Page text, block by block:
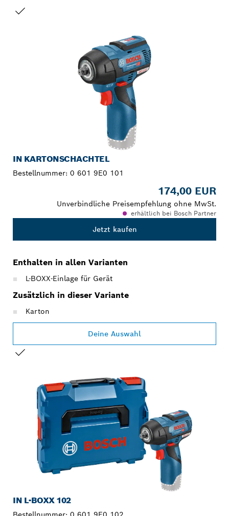
IN KARTONSCHACHTEL
Bestellnummer: 0 601 9E0 101
174,00 EUR
Unverbindliche Preisempfehlung ohne MwSt.
erhältlich bei Bosch Partner
Jetzt kaufen
Enthalten in allen Varianten
L-BOXX-Einlage für Gerät
Zusätzlich in dieser Variante
Karton
Deine Auswahl
IN L-BOXX 102